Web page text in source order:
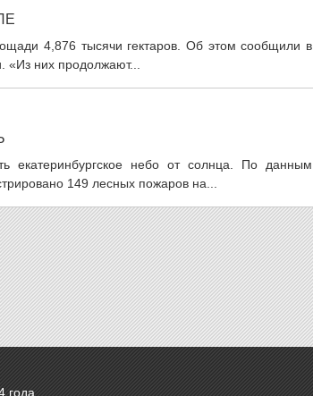
4,876 тысячи гектаров. Об этом сообщили в
них продолжают...
екатеринбургское небо от солнца. По данным
149 лесных пожаров на...